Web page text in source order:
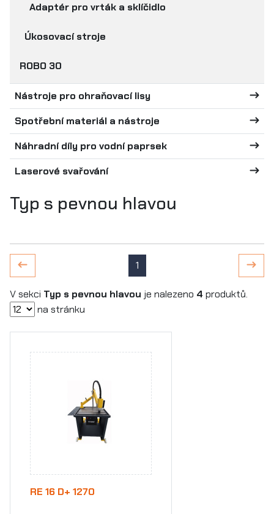
Adaptér pro vrták a sklíčidlo
Úkosovací stroje
ROBO 30
Nástroje pro ohraňovací lisy
Spotřební materiál a nástroje
Náhradní díly pro vodní paprsek
Laserové svařování
Typ s pevnou hlavou
1
V sekci Typ s pevnou hlavou je nalezeno 4 produktů.
na stránku
RE 16 D+ 1270